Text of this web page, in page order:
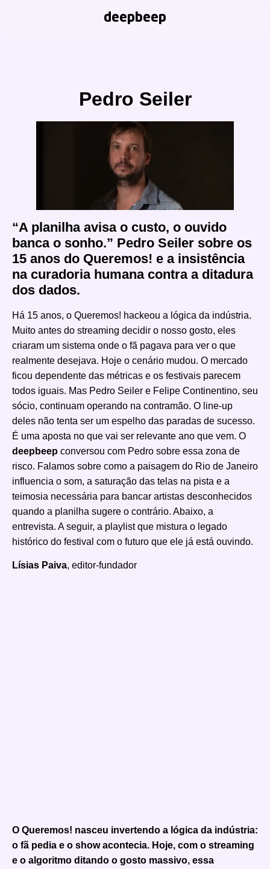
deepbeep
Pedro Seiler
“A planilha avisa o custo, o ouvido
banca o sonho.” Pedro Seiler sobre os
15 anos do Queremos! e a insistência
na curadoria humana contra a ditadura
dos dados.
Há 15 anos, o Queremos! hackeou a lógica da indústria.
Muito antes do streaming decidir o nosso gosto, eles
criaram um sistema onde o fã pagava para ver o que
realmente desejava. Hoje o cenário mudou. O mercado
ficou dependente das métricas e os festivais parecem
todos iguais. Mas Pedro Seiler e Felipe Continentino, seu
sócio, continuam operando na contramão. O line-up
deles não tenta ser um espelho das paradas de sucesso.
É uma aposta no que vai ser relevante ano que vem. O
deepbeep conversou com Pedro sobre essa zona de
risco. Falamos sobre como a paisagem do Rio de Janeiro
influencia o som, a saturação das telas na pista e a
teimosia necessária para bancar artistas desconhecidos
quando a planilha sugere o contrário. Abaixo, a
entrevista. A seguir, a playlist que mistura o legado
histórico do festival com o futuro que ele já está ouvindo.
Lísias Paiva, editor-fundador
O Queremos! nasceu invertendo a lógica da indústria:
o fã pedia e o show acontecia. Hoje, com o streaming
e o algoritmo ditando o gosto massivo, essa